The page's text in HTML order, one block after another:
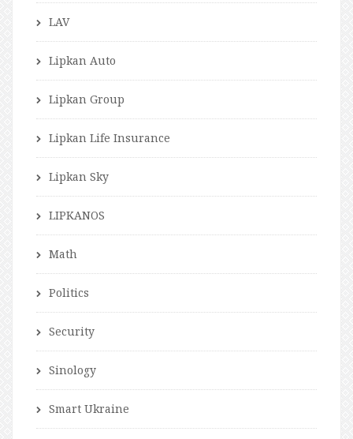
LAV
Lipkan Auto
Lipkan Group
Lipkan Life Insurance
Lipkan Sky
LIPKANOS
Math
Politics
Security
Sinology
Smart Ukraine